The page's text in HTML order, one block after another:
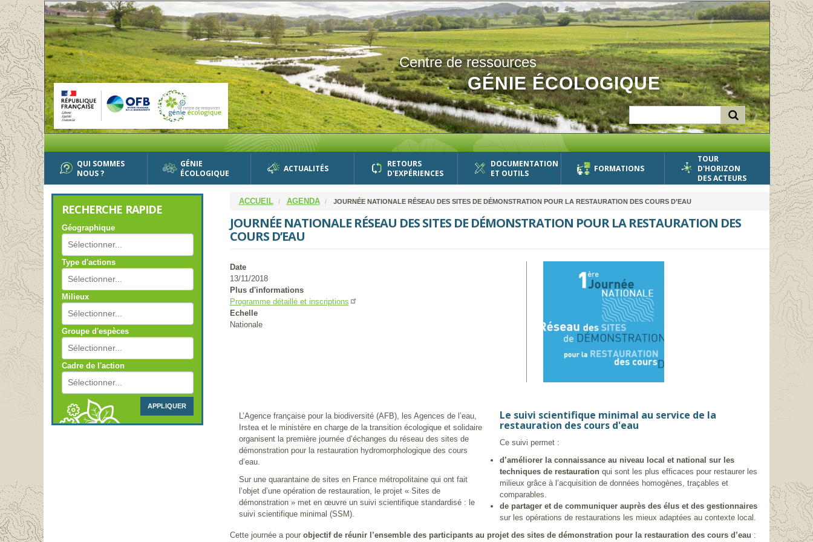
Aller
au
contenu
principal
Centre de ressources
GÉNIE ÉCOLOGIQUE
QUI SOMMES
NOUS ?
GÉNIE
ÉCOLOGIQUE
ACTUALITÉS
RETOURS
D'EXPÉRIENCES
DOCUMENTATION
ET OUTILS
FORMATIONS
TOUR
D'HORIZON
DES ACTEURS
RECHERCHE RAPIDE
Géographique
Type d'actions
Milieux
Groupe d'espèces
Cadre de l'action
APPLIQUER
ACCUEIL AGENDA JOURNÉE NATIONALE RÉSEAU DES SITES DE DÉMONSTRATION POUR LA RESTAURATION DES COURS D’EAU
JOURNÉE NATIONALE RÉSEAU DES SITES DE DÉMONSTRATION POUR LA RESTAURATION DES
COURS D’EAU
Date
13/11/2018
Plus d'informations
Programme détaillé et inscriptions
Echelle
Nationale
L’Agence française pour la biodiversité (AFB), les Agences de l’eau,
Irstea et le ministère en charge de la transition écologique et solidaire
organisent la première journée d’échanges du réseau des sites de
démonstration pour la restauration hydromorphologique des cours
d’eau.
Sur une quarantaine de sites en France métropolitaine qui ont fait
l’objet d’une opération de restauration, le projet « Sites de
démonstration » met en œuvre un suivi scientifique standardisé : le
suivi scientifique minimal (SSM).
Le suivi scientifique minimal au service de la
restauration des cours d'eau
Ce suivi permet :
d’améliorer la connaissance au niveau local et national sur les
techniques de restaurationqui sont les plus efficaces pour restaurer les
milieux grâce à l’acquisition de données homogènes, traçables et
comparables.
de partager et de communiquer auprès des élus et des gestionnaires
sur les opérations de restaurations les mieux adaptées au contexte local.
Cette journée a pourobjectif de réunir l’ensemble des participants au projet des sites de démonstration pour la restauration des cours d’eau :